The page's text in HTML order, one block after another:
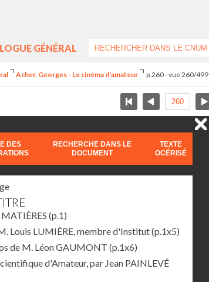
GÉNÉRAL
Acher, Georges - Le cinéma d'amateur p.260 - vue 260/499
DES
RECHERCHE DANS LE
DOCUMENT
TEXTE
OCÉRISÉ
(p.1)
Louis LUMIÈRE, membre d'Institut(p.1x5)
de M. Léon GAUMONT (p.1x6)
d'Amateur, par Jean PAINLEVÉ